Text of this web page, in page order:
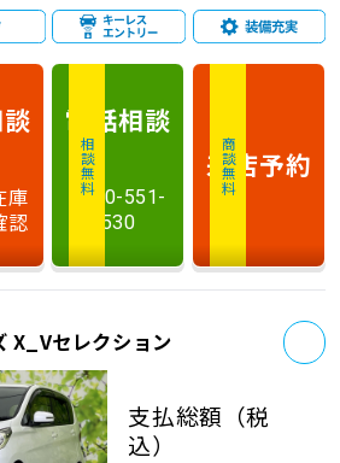
庫
認
相談無料
電話相談
0120-551-
530
商談無料
来店予約
X_Vセレクション
支払総額 （税
込）